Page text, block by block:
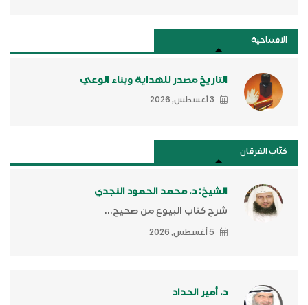
الافتتاحية
التاريخ مصدر للهداية وبناء الوعي
3 أغسطس, 2026
كتَّاب الفرقان
الشيخ: د. محمد الحمود النجدي
شرح كتاب البيوع من صحيح...
5 أغسطس, 2026
د. أمير الحداد